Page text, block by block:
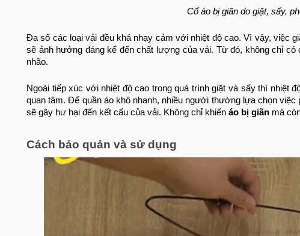
Cổ áo bị giãn do giặt, sấy,
Đa số các loại vải đều khá nhạy cảm với nhiệt độ cao. Vì vậy, việc
sẽ ảnh hưởng đáng kể đến chất lượng của vải. Từ đó, không chỉ
nhão.
Ngoài tiếp xúc với nhiệt độ cao trong quá trình giặt và sấy thì nhiệt
quan tâm. Để quần áo khô nhanh, nhiều người thường lựa chọn
sẽ gây hư hại đến kết cấu của vải. Không chỉ khiến áo bị giãn mà
Cách bảo quản và sử dụng